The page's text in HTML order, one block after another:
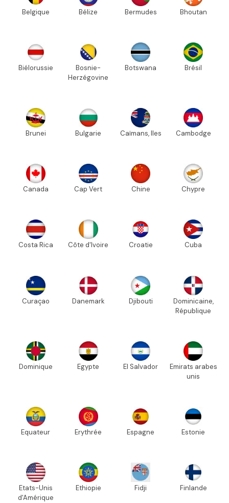
Belgique Bélize Bermudes Bhoutan
Biélorussie
Bosnie-
Herzégovine
Botswana Brésil
Brunei Bulgarie Caïmans, Iles Cambodge
Canada Cap Vert Chine Chypre
Costa Rica Côte d'Ivoire Croatie Cuba
Curaçao Danemark Djibouti
Dominicaine,
République
Dominique Egypte El Salvador
Emirats arabes
unis
Equateur Erythrée Espagne Estonie
Etats-Unis
d'Amérique
Ethiopie Fidji Finlande